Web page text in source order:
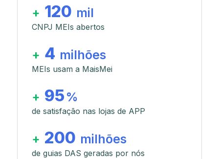
+ 120 mil
CNPJ MEIs abertos
+ 4 milhões
MEIs usam a MaisMei
+ 95 %
de satisfação nas lojas de APP
+ 200 milhões
de guias DAS geradas por nós